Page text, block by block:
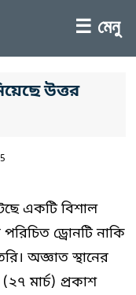
☰ মেনু
উত্তর
একটি বিশাল
পরিচিত ড্রোনটি নাকি
অজ্ঞাত স্থানের
মার্চ) প্রকাশ